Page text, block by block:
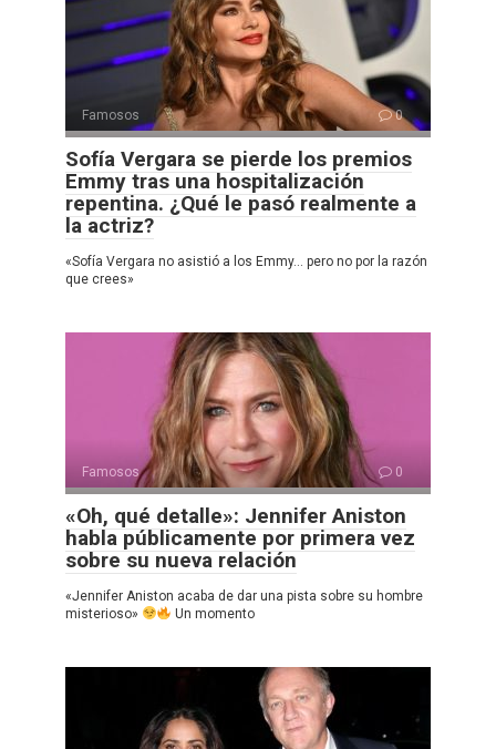
Famosos 0
Sofía Vergara se pierde los premios
Emmy tras una hospitalización
repentina. ¿Qué le pasó realmente a
la actriz?
«Sofía Vergara no asistió a los Emmy… pero no por la razón
que crees»
Famosos 0
«Oh, qué detalle»: Jennifer Aniston
habla públicamente por primera vez
sobre su nueva relación
«Jennifer Aniston acaba de dar una pista sobre su hombre
misterioso»
Un momento